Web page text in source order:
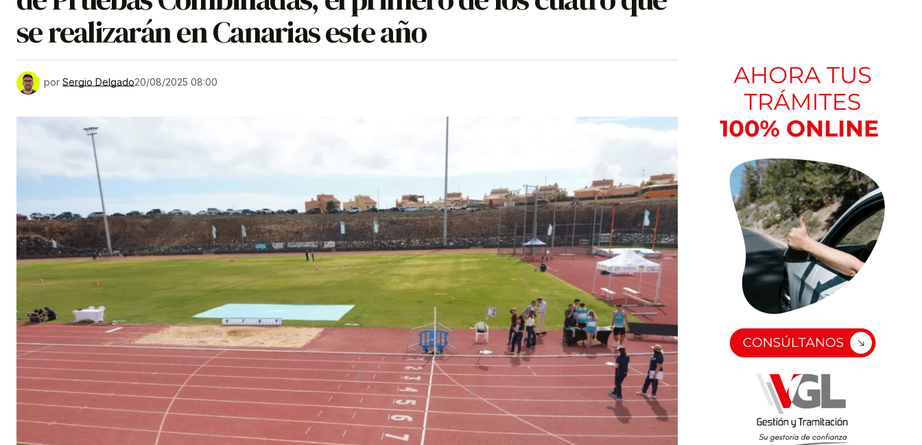
se realizarán en Canarias este año
por Sergio Delgado20/08/2025 08:00